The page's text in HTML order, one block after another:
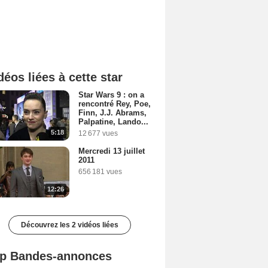
liées à cette star
5:18
Star Wars 9 : on a
rencontré Rey, Poe,
Finn, J.J. Abrams,
Palpatine, Lando...
12 677 vues
12:26
Mercredi 13 juillet
2011
656 181 vues
Découvrez les 2 vidéos liées
Bandes-annonces
Mutiny Bande-annonce VO STFR Spider-Man: Brand New Day Bande-annonce VO STFR